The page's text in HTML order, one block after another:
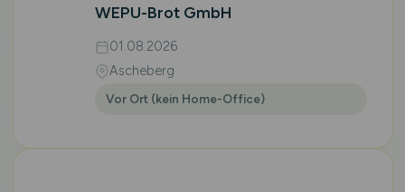
WEPU-Brot GmbH
01.08.2026
Ascheberg
Vor Ort (kein Home-Office)